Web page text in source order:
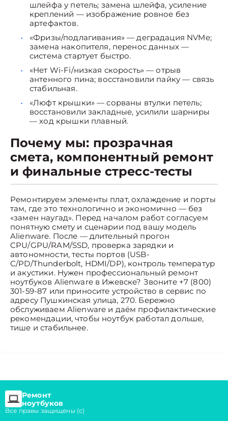
шлейфа у петель; замена шлейфа, усиление
креплений — изображение ровное без
артефактов.
«Фризы/подлагивания» — деградация NVMe;
замена накопителя, перенос данных —
система стартует быстро.
«Нет Wi-Fi/низкая скорость» — отрыв
антенного пина; восстановили пайку — связь
стабильная.
«Люфт крышки» — сорваны втулки петель;
восстановили закладные, усилили шарниры
— ход крышки плавный.
Почему мы: прозрачная
смета, компонентный ремонт
и финальные стресс-тесты
Ремонтируем элементы плат, охлаждение и порты
там, где это технологично и экономично — без
«замен наугад». Перед началом работ согласуем
понятную смету и сценарии под вашу модель
Alienware. После — длительный прогон
CPU/GPU/RAM/SSD, проверка зарядки и
автономности, тесты портов (USB-
C/PD/Thunderbolt, HDMI/DP), контроль температур
и акустики. Нужен профессиональный ремонт
ноутбуков Alienware в Ижевске? Звоните +7 (800)
301-59-87 или приносите устройство в сервис по
адресу Пушкинская улица, 270. Бережно
обслуживаем Alienware и даём профилактические
рекомендации, чтобы ноутбук работал дольше,
тише и стабильнее.
Ремонт
ноутбуков
Все правы защищены (с)